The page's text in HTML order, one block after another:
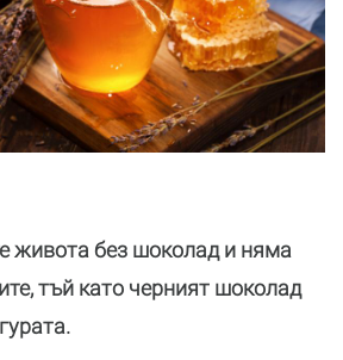
живота без шоколад и няма
тъй като черният шоколад